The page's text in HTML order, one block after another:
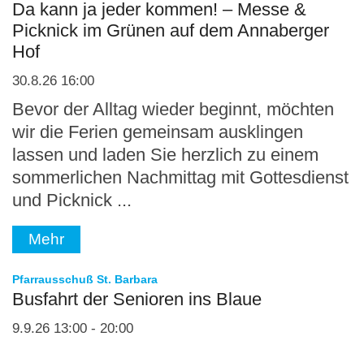
Da kann ja jeder kommen! – Messe &
Picknick im Grünen auf dem Annaberger
Hof
30.8.26 16:00
Bevor der Alltag wieder beginnt, möchten
wir die Ferien gemeinsam ausklingen
lassen und laden Sie herzlich zu einem
sommerlichen Nachmittag mit Gottesdienst
und Picknick ...
Mehr
Pfarrausschuß St. Barbara
Busfahrt der Senioren ins Blaue
9.9.26 13:00 - 20:00